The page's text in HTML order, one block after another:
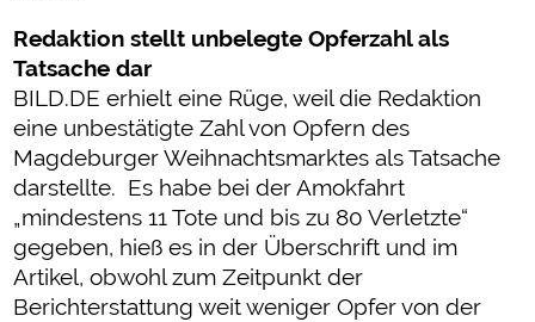
Redaktion stellt unbelegte Opferzahl als
Tatsache dar
BILD.DE erhielt eine Rüge, weil die Redaktion
eine unbestätigte Zahl von Opfern des
Magdeburger Weihnachtsmarktes als Tatsache
darstellte. Es habe bei der Amokfahrt
„mindestens 11 Tote und bis zu 80 Verletzte“
gegeben, hieß es in der Überschrift und im
Artikel, obwohl zum Zeitpunkt der
Berichterstattung weit weniger Opfer von der